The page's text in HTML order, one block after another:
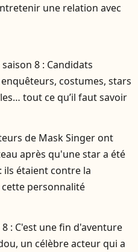
une relation avec
8 : Candidats
costumes, stars
tout ce qu’il faut savoir
de Mask Singer ont
après qu'une star a été
ils étaient contre la
cette personnalité
: C'est une fin d'aventure
un célèbre acteur qui a